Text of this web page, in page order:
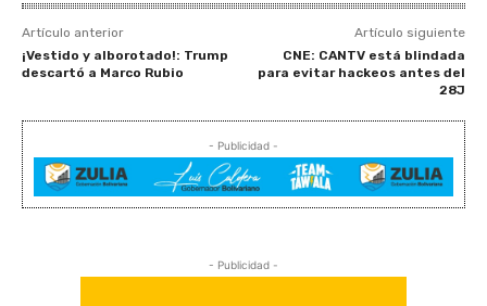
Artículo anterior
¡Vestido y alborotado!: Trump
descartó a Marco Rubio
Artículo siguiente
CNE: CANTV está blindada
para evitar hackeos antes del
28J
- Publicidad -
- Publicidad -